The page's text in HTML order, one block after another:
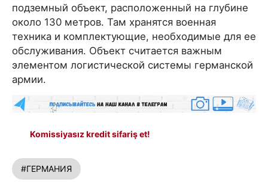
подземный объект, расположенный на глубине
около 130 метров. Там хранятся военная
техника и комплектующие, необходимые для ее
обслуживания. Объект считается важным
элементом логистической системы германской
армии.
Komissiyasız kredit sifariş et!
#ГЕРМАНИЯ